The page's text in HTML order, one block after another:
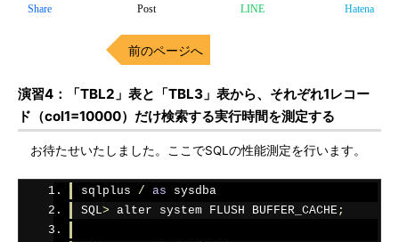
Share Post LINE Hatena
前のページへ
演習4：「TBL2」表と「TBL3」表から、それぞれ1レコー
ド（col1=10000）だけ検索する実行時間を測定する
お待たせいたしました。ここでSQLの性能測定を行います。
sqlplus / as sysdba
SQL> alter system FLUSH BUFFER_CACHE;